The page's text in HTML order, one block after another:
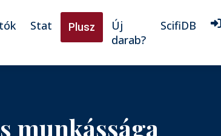
Stat Plusz
Új
darab?
ScifiDB
munkássága